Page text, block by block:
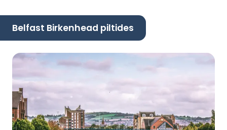
Belfast Birkenhead piltides